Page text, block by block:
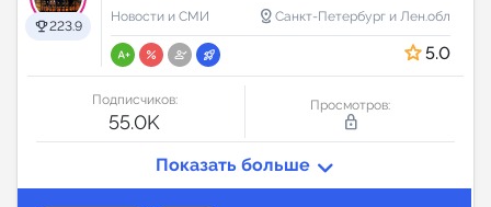
223.9
лишнего!
Новости и СМИ distance Санкт-Петербург и Лен.обл
5.0
Подписчиков:
55.0K
Просмотров:
lock_outline